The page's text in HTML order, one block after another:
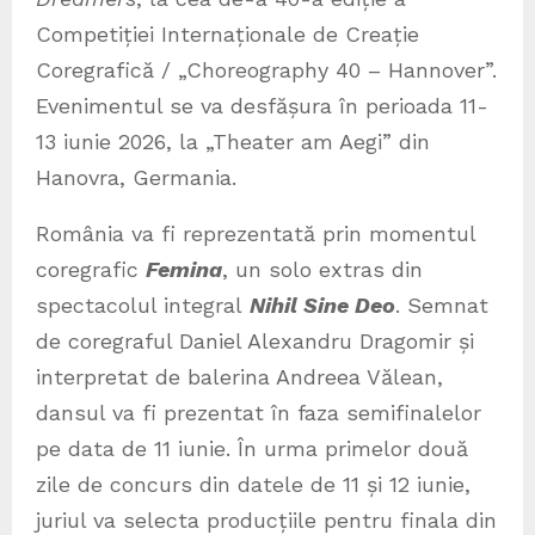
Competiției Internaționale de Creație
Coregrafică / „Choreography 40 – Hannover”.
Evenimentul se va desfășura în perioada 11-
13 iunie 2026, la „Theater am Aegi” din
Hanovra, Germania.
România va fi reprezentată prin momentul
coregrafic Femina, un solo extras din
spectacolul integral Nihil Sine Deo. Semnat
de coregraful Daniel Alexandru Dragomir și
interpretat de balerina Andreea Vălean,
dansul va fi prezentat în faza semifinalelor
pe data de 11 iunie. În urma primelor două
zile de concurs din datele de 11 și 12 iunie,
juriul va selecta producțiile pentru finala din